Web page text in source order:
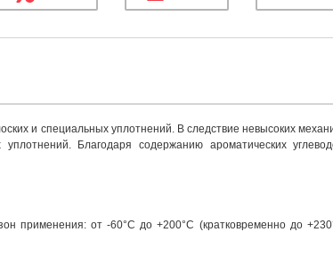
и специальных уплотнений. В следствие невысоких
Благодаря содержанию ароматических
применения: от -60°С до +200°С (кратковременно до